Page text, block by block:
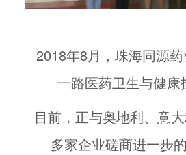
2018年8月，珠海同源
一路医药卫生与健康
目前，正与奥地利、意
多家企业磋商进一步